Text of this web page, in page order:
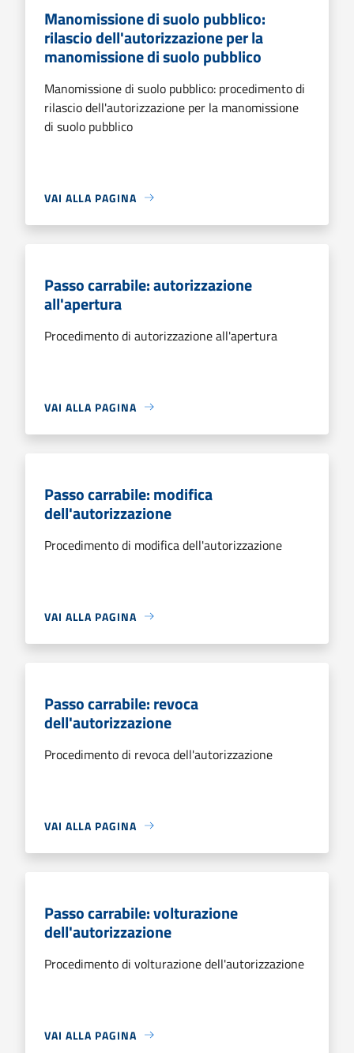
Manomissione di suolo pubblico:
rilascio dell'autorizzazione per la
manomissione di suolo pubblico
Manomissione di suolo pubblico: procedimento di
rilascio dell'autorizzazione per la manomissione
di suolo pubblico
VAI ALLA PAGINA
Passo carrabile: autorizzazione
all'apertura
Procedimento di autorizzazione all'apertura
VAI ALLA PAGINA
Passo carrabile: modifica
dell'autorizzazione
Procedimento di modifica dell'autorizzazione
VAI ALLA PAGINA
Passo carrabile: revoca
dell'autorizzazione
Procedimento di revoca dell'autorizzazione
VAI ALLA PAGINA
Passo carrabile: volturazione
dell'autorizzazione
Procedimento di volturazione dell'autorizzazione
VAI ALLA PAGINA